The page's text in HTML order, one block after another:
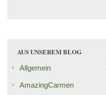
AUS UNSEREM BLOG
Allgemein
AmazingCarmen